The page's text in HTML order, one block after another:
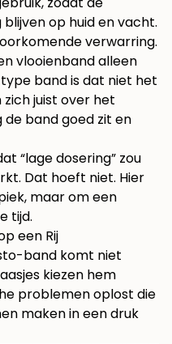
op huid en vacht.
verwarring.
vlooienband alleen
band is dat niet het
juist over het
de band goed zit en
“lage dosering” zou
Dat hoeft niet. Hier
maar om een
tijd.
een Rij
band komt niet
kiezen hem
problemen oplost die
maken in een druk